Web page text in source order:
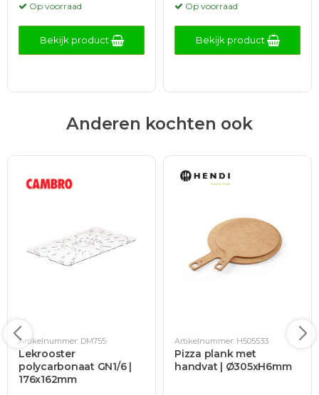
Op voorraad
Bekijk product
Op voorraad
Bekijk product
Anderen kochten ook
Artikelnummer: DM755
Lekrooster
polycarbonaat GN1/6 |
176x162mm
Artikelnummer: H505533
Pizza plank met
handvat | Ø305xH6mm